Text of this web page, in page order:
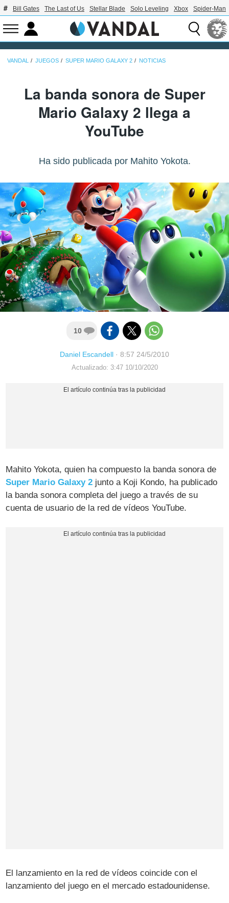
Bill Gates The Last of Us Stellar Blade Solo Leveling Xbox Spider-Man
VANDAL JUEGOS SUPER MARIO GALAXY 2 NOTICIAS
La banda sonora de Super
Mario Galaxy 2 llega a
YouTube
Ha sido publicada por Mahito Yokota.
10
Daniel Escandell · 8:57 24/5/2010
Actualizado: 3:47 10/10/2020
Mahito Yokota, quien ha compuesto la banda sonora de
Super Mario Galaxy 2 junto a Koji Kondo, ha publicado
la banda sonora completa del juego a través de su
cuenta de usuario de la red de vídeos YouTube.
El lanzamiento en la red de vídeos coincide con el
lanzamiento del juego en el mercado estadounidense.